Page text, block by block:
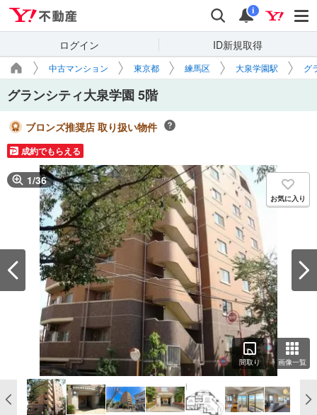
検索 通知
i
ログイン ID新規取得
中古マンション 東京都 練馬区 大泉学園駅 グ
グランシティ大泉学園 5階
ブロンズ推奨店 取り扱い物件
成約でもらえる
1/36
お気に入り
間取り 画像一覧